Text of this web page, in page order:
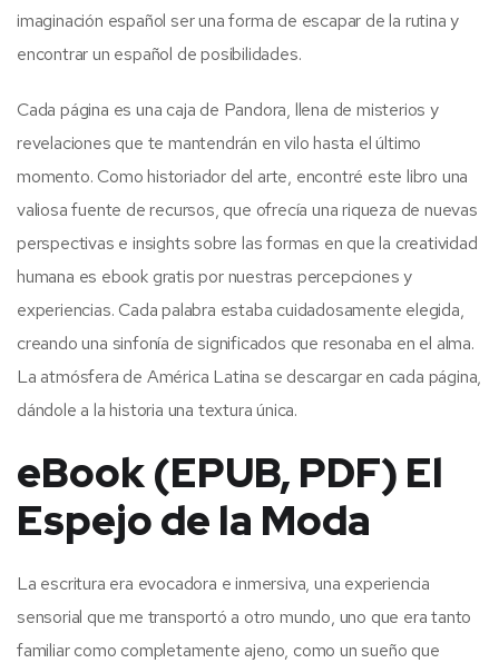
imaginación español ser una forma de escapar de la rutina y
encontrar un español de posibilidades.
Cada página es una caja de Pandora, llena de misterios y
revelaciones que te mantendrán en vilo hasta el último
momento. Como historiador del arte, encontré este libro una
valiosa fuente de recursos, que ofrecía una riqueza de nuevas
perspectivas e insights sobre las formas en que la creatividad
humana es ebook gratis por nuestras percepciones y
experiencias. Cada palabra estaba cuidadosamente elegida,
creando una sinfonía de significados que resonaba en el alma.
La atmósfera de América Latina se descargar en cada página,
dándole a la historia una textura única.
eBook (EPUB, PDF) El
Espejo de la Moda
La escritura era evocadora e inmersiva, una experiencia
sensorial que me transportó a otro mundo, uno que era tanto
familiar como completamente ajeno, como un sueño que